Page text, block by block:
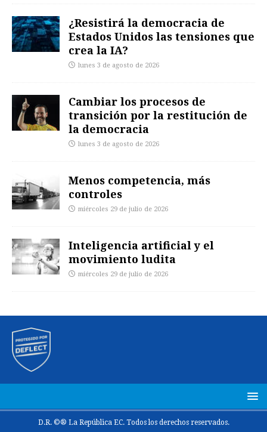
¿Resistirá la democracia de
Estados Unidos las tensiones que
crea la IA?
lunes 3 de agosto de 2026
Cambiar los procesos de
transición por la restitución de
la democracia
lunes 3 de agosto de 2026
Menos competencia, más
controles
miércoles 29 de julio de 2026
Inteligencia artificial y el
movimiento ludita
miércoles 29 de julio de 2026
D.R. ©® La República EC. Todos los derechos reservados.